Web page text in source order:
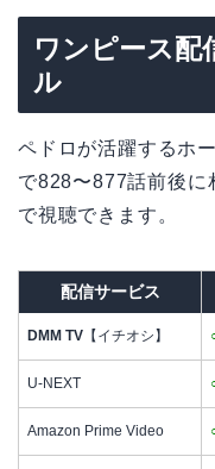
ワンピース配
ル
ペドロが活躍するホ
で828〜877話前後に
で視聴できます。
配信サービス
DMM TV 【イチオシ】
U-NEXT
Amazon Prime Video